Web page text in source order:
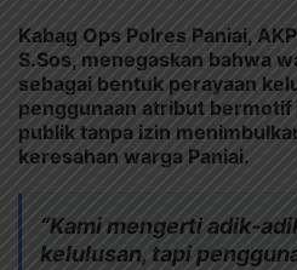
Kabag Ops Polres Paniai,
S.Sos, menegaskan bahwa
sebagai bentuk perayaan
penggunaan atribut bermotif
publik tanpa izin
keresahan warga Paniai.
“Kami mengerti adik-
kelulusan, tapi